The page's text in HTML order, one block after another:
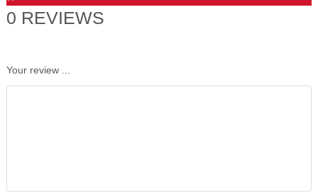
0 REVIEWS
Your review ...